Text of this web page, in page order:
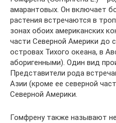
амарантовых. Он включает
растения встречаются в
зонах обоих американских
части Северной Америки до
островах Тихого океана, в
аборигенными). Один вид
Представители рода
Азии (кроме ее северной
Северной Америки.
Гомфрену также называют